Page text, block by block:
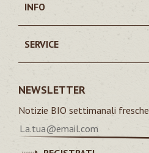
INFO
SERVICE
NEWSLETTER
Notizie BIO settimanali fresche